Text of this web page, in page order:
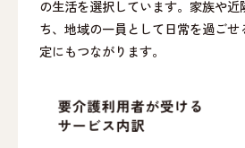
の生活を選択しています。家族や
ち、地域の一員として日常を過ご
定にもつながります。